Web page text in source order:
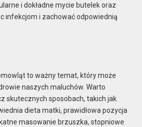
i dokładne mycie butelek oraz
infekcjom i zachować odpowiednią
to ważny temat, który może
naszych maluchów. Warto
skutecznych sposobach, takich jak
dieta matki, prawidłowa pozycja
masowanie brzuszka, stopniowe